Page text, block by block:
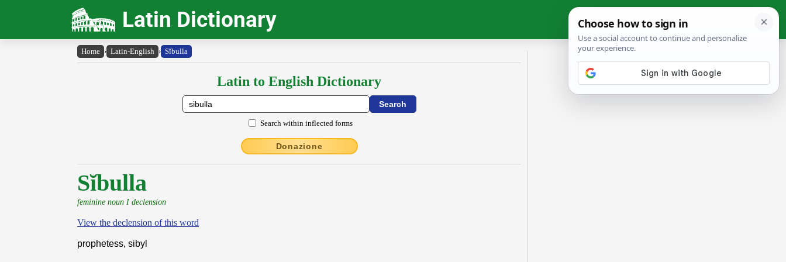
Latin Dictionary
Home › Latin-English › Sĭbulla
Latin to English Dictionary
Search within inflected forms
Donazione
Sĭbulla
feminine noun I declension
View the declension of this word
prophetess, sibyl